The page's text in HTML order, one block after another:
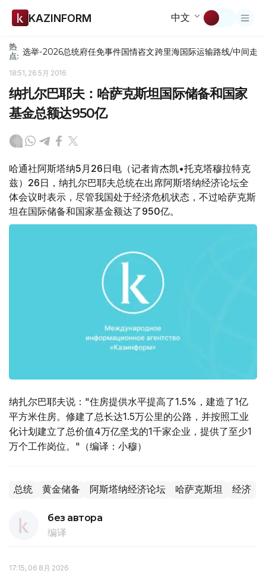
KAZINFORM 中文
热
点: 选举-2026总统府任免事件国情咨文跨里海国际运输路线/中间走廊
18:51, 26 5月 2016
纳扎尔巴耶夫：哈萨克斯坦国际储备和国家
基金总额达950亿
哈通社阿斯塔纳5月26日电（记者肯杰凯•托克塔穆拉特克
兹）26日，纳扎尔巴耶夫总统在出席阿斯塔纳经济论坛全
体会议时表示，尽管我国处于经济危机状态，不过哈萨克斯
坦在国际储备和国家基金额达了950亿。
纳扎尔巴耶夫说："住房提供水平提高了1.5%，建造了1亿
平方米住房。修建了总长达1.5万公里的公路，并按照工业
化计划建立了总价值4万亿坚戈的1千家企业，提供了至少1
万个工作岗位。"（编译：小穆）
总统 黄金储备 阿斯塔纳经济论坛 哈萨克斯坦 经济
без автора
编译
17:15, 06 8月 2026